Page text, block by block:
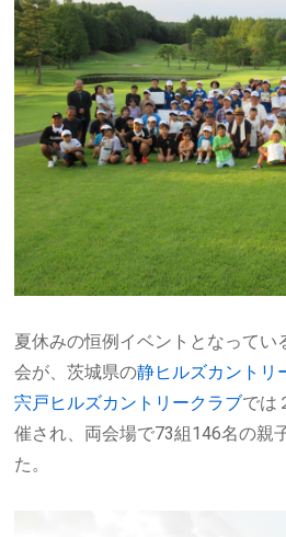
夏休みの恒例イベントとなってい
会が、茨城県の静ヒルズカントリ
宍戸ヒルズカントリークラブでは
催され、両会場で73組146名の親
た。